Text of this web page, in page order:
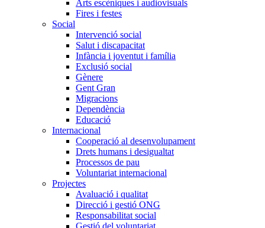
Arts escèniques i audiovisuals
Fires i festes
Social
Intervenció social
Salut i discapacitat
Infància i joventut i família
Exclusió social
Gènere
Gent Gran
Migracions
Dependència
Educació
Internacional
Cooperació al desenvolupament
Drets humans i desigualtat
Processos de pau
Voluntariat internacional
Projectes
Avaluació i qualitat
Direcció i gestió ONG
Responsabilitat social
Gestió del voluntariat